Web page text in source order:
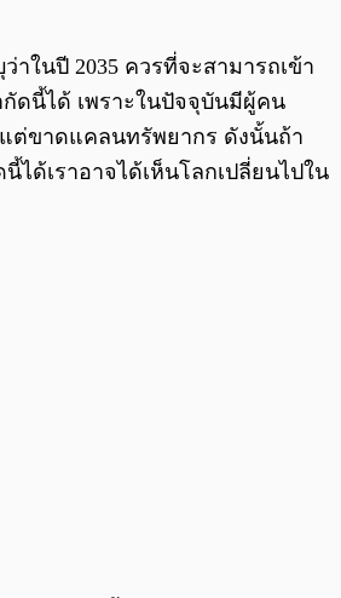
าในปี 2035 ควรที่จะสามารถเข้า
ดนี้ได้ เพราะในปัจจุบันมีผู้คน
ต่ขาดแคลนทรัพยากร ดังนั้นถ้า
ได้เราอาจได้เห็นโลกเปลี่ยนไปใน